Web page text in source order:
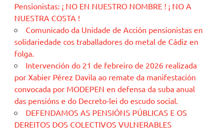
Pensionistas: ¡ NO EN NUESTRO NOMBRE ! ¡ NO A
NUESTRA COSTA !
Comunicado da Unidade de Acción pensionistas en
solidariedade cos traballadores do metal de Cádiz en
folga.
Intervención do 21 de febreiro de 2026 realizada
por Xabier Pérez Davila ao remate da manifestación
convocada por MODEPEN en defensa da suba anual
das pensións e do Decreto-lei do escudo social.
DEFENDAMOS AS PENSIÓNS PÚBLICAS E OS
DEREITOS DOS COLECTIVOS VULNERABLES